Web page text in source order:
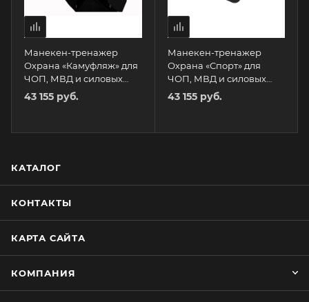
Манекен-тренажер
Охрана «Камуфляж» для
ЧОП, МВД и силовых
структур TOTALBOX
43 155 руб.
Манекен-тренажер
Охрана «Спорт» для
ЧОП, МВД и силовых
структур TOTALBOX
43 155 руб.
КАТАЛОГ
КОНТАКТЫ
КАРТА САЙТА
КОМПАНИЯ